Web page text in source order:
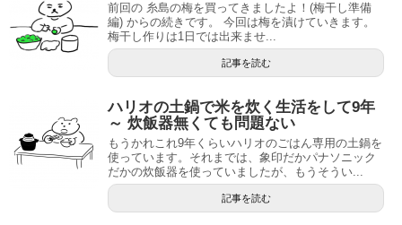
前回の 糸島の梅を買ってきましたよ！(梅干し準備
編) からの続きです。 今回は梅を漬けていきます。
梅干し作りは1日では出来ませ...
記事を読む
ハリオの土鍋で米を炊く生活をして9年
～ 炊飯器無くても問題ない
もうかれこれ9年くらいハリオのごはん専用の土鍋を
使っています。それまでは、象印だかパナソニック
だかの炊飯器を使っていましたが、もうそうい...
記事を読む